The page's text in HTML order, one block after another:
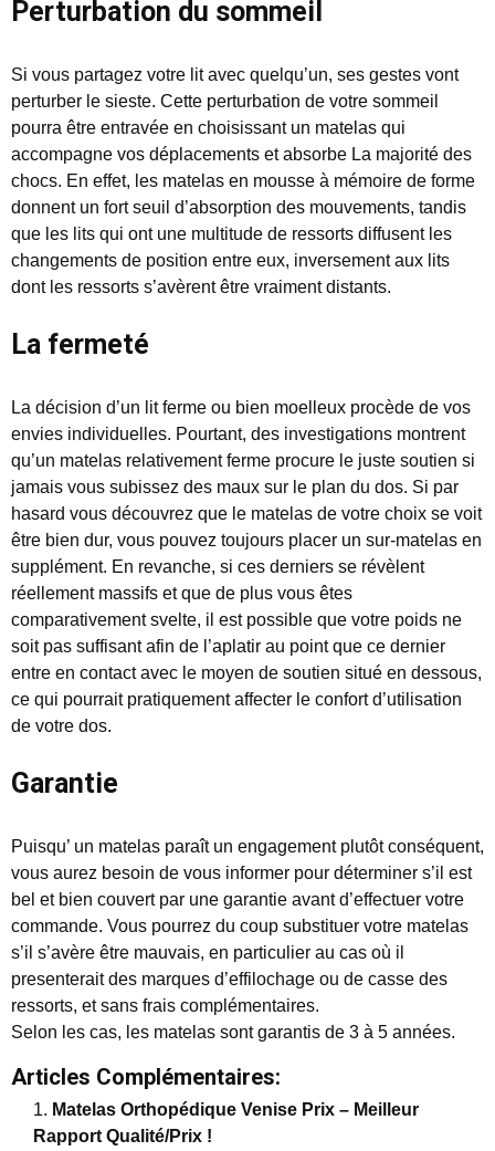
Perturbation du sommeil
Si vous partagez votre lit avec quelqu’un, ses gestes vont
perturber le sieste. Cette perturbation de votre sommeil
pourra être entravée en choisissant un matelas qui
accompagne vos déplacements et absorbe La majorité des
chocs. En effet, les matelas en mousse à mémoire de forme
donnent un fort seuil d’absorption des mouvements, tandis
que les lits qui ont une multitude de ressorts diffusent les
changements de position entre eux, inversement aux lits
dont les ressorts s’avèrent être vraiment distants.
La fermeté
La décision d’un lit ferme ou bien moelleux procède de vos
envies individuelles. Pourtant, des investigations montrent
qu’un matelas relativement ferme procure le juste soutien si
jamais vous subissez des maux sur le plan du dos. Si par
hasard vous découvrez que le matelas de votre choix se voit
être bien dur, vous pouvez toujours placer un sur-matelas en
supplément. En revanche, si ces derniers se révèlent
réellement massifs et que de plus vous êtes
comparativement svelte, il est possible que votre poids ne
soit pas suffisant afin de l’aplatir au point que ce dernier
entre en contact avec le moyen de soutien situé en dessous,
ce qui pourrait pratiquement affecter le confort d’utilisation
de votre dos.
Garantie
Puisqu’ un matelas paraît un engagement plutôt conséquent,
vous aurez besoin de vous informer pour déterminer s’il est
bel et bien couvert par une garantie avant d’effectuer votre
commande. Vous pourrez du coup substituer votre matelas
s’il s’avère être mauvais, en particulier au cas où il
presenterait des marques d’effilochage ou de casse des
ressorts, et sans frais complémentaires.
Selon les cas, les matelas sont garantis de 3 à 5 années.
Articles Complémentaires:
Matelas Orthopédique Venise Prix – Meilleur
Rapport Qualité/Prix !